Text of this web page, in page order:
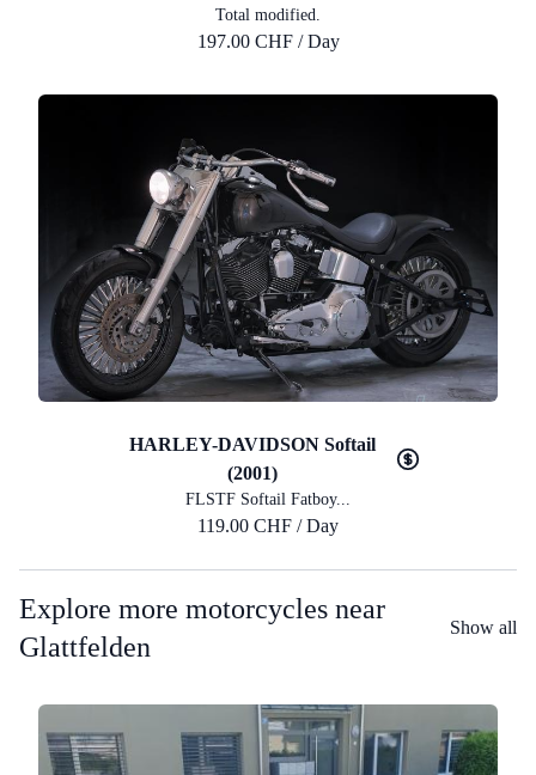
Total modified.
197.00 CHF / Day
HARLEY-DAVIDSON Softail
(2001)
FLSTF Softail Fatboy...
119.00 CHF / Day
Explore more motorcycles near
Glattfelden
Show all